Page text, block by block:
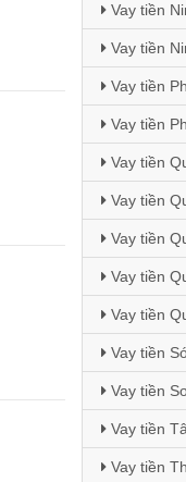
Vay tiền
Vay tiền
Vay tiền
Vay tiền
Vay tiền
Vay tiền
Vay tiền
Vay tiền
Vay tiền
Vay tiền
Vay tiền
Vay tiền
Vay tiền